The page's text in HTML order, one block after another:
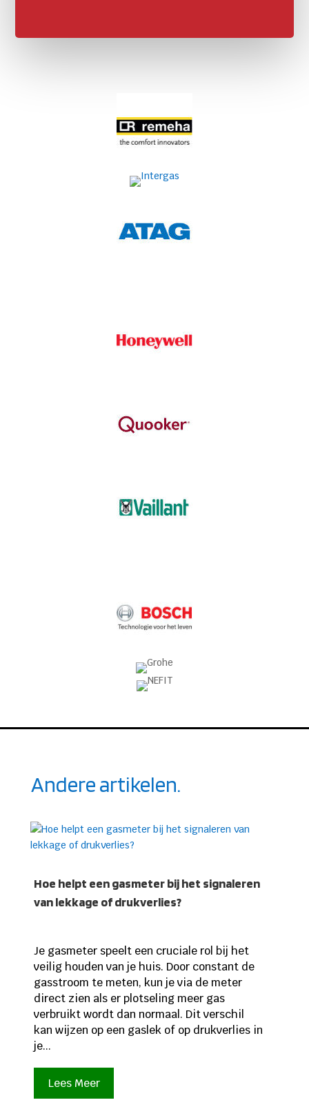
Andere artikelen.
Hoe helpt een gasmeter bij het signaleren
van lekkage of drukverlies?
Je gasmeter speelt een cruciale rol bij het
veilig houden van je huis. Door constant de
gasstroom te meten, kun je via de meter
direct zien als er plotseling meer gas
verbruikt wordt dan normaal. Dit verschil
kan wijzen op een gaslek of op drukverlies in
je...
Lees Meer